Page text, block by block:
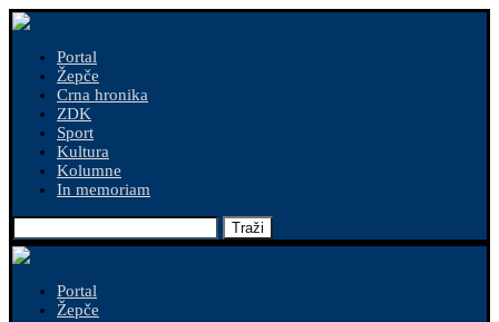
Portal
Žepče
Crna hronika
ZDK
Sport
Kultura
Kolumne
In memoriam
Traži
Portal
Žepče